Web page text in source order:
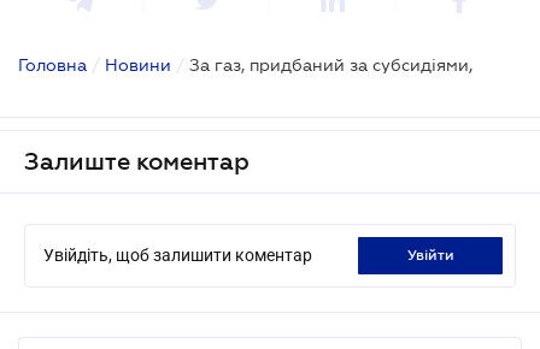
Головна / Новини / За газ, придбаний за субсидіями,
Залиште коментар
Увійдіть, щоб залишити коментар увійти